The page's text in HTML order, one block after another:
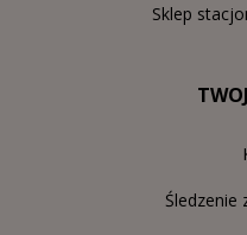
Sklep
Śledzenie